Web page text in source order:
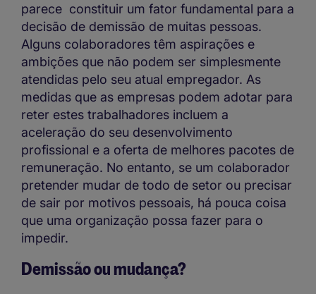
parece constituir um fator fundamental para a
decisão de demissão de muitas pessoas.
Alguns colaboradores têm aspirações e
ambições que não podem ser simplesmente
atendidas pelo seu atual empregador. As
medidas que as empresas podem adotar para
reter estes trabalhadores incluem a
aceleração do seu desenvolvimento
profissional e a oferta de melhores pacotes de
remuneração. No entanto, se um colaborador
pretender mudar de todo de setor ou precisar
de sair por motivos pessoais, há pouca coisa
que uma organização possa fazer para o
impedir.
Demissão ou mudança?